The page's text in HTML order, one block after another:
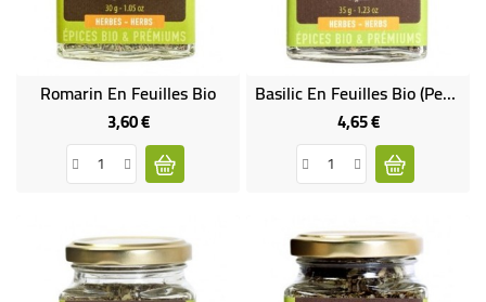
Romarin En Feuilles Bio
3,60 €Prix
Basilic En Feuilles Bio (petit Pot)
4,65 €Prix